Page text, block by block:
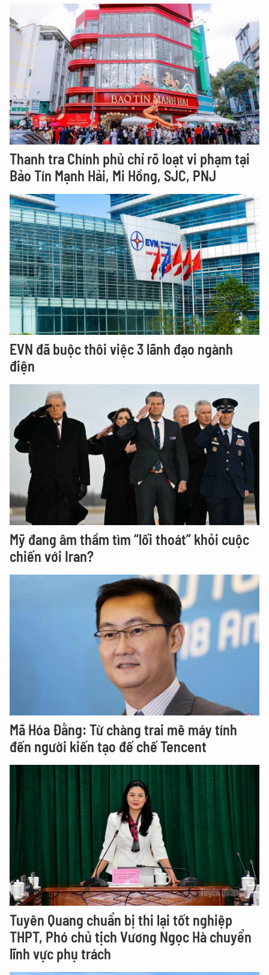
Thanh tra Chính phủ chỉ rõ loạt vi phạm tại
Bảo Tín Mạnh Hải, Mi Hồng, SJC, PNJ
EVN đã buộc thôi việc 3 lãnh đạo ngành
điện
Mỹ đang âm thầm tìm “lối thoát” khỏi cuộc
chiến với Iran?
Mã Hóa Đằng: Từ chàng trai mê máy tính
đến người kiến tạo đế chế Tencent
Tuyên Quang chuẩn bị thi lại tốt nghiệp
THPT, Phó chủ tịch Vương Ngọc Hà chuyển
lĩnh vực phụ trách